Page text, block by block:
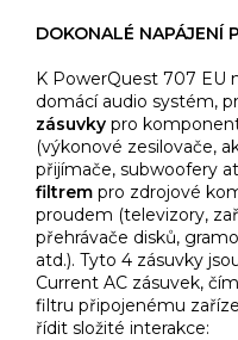
DOKONALÉ NAPÁJENÍ
K PowerQuest 707 EU
domácí audio systém,
zásuvky pro
(výkonové zesilovače,
přijímače, subwoofery
filtrem pro zdrojové
proudem (televizory,
přehrávače disků,
atd.). Tyto 4 zásuvky
Current AC zásuvek,
filtru připojenému
řídit složité interakce: